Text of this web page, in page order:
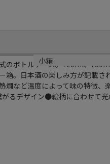
のボトルケース。720ml、
箱。日本酒の楽しみ方が記載
燗など温度によって味の特徴
デザイン●絵柄に合わせて
サイズ
材質
小箱